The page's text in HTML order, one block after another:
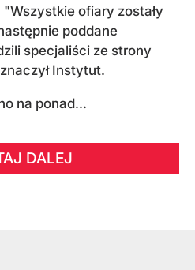
ofiary zostały
poddane
specjaliści ze strony
Instytut.
na ponad...
DALEJ